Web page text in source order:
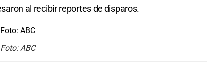
al recibir reportes de disparos.
ABC